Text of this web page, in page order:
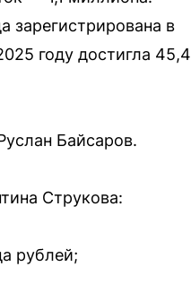
зарегистрирована в
году достигла 45,4
Байсаров.
Струкова:
рублей;